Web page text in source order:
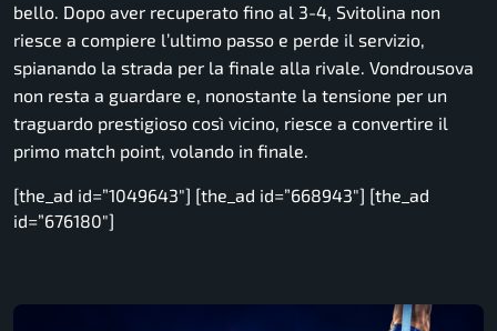
bello. Dopo aver recuperato fino al 3-4, Svitolina non
riesce a compiere l’ultimo passo e perde il servizio,
spianando la strada per la finale alla rivale. Vondrousova
non resta a guardare e, nonostante la tensione per un
traguardo prestigioso così vicino, riesce a convertire il
primo match point, volando in finale.
[the_ad id=”1049643″] [the_ad id=”668943″] [the_ad
id=”676180″]